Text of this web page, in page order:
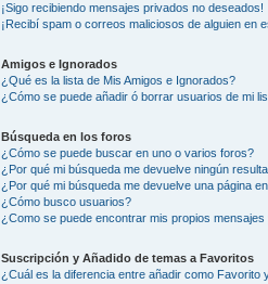
¡Sigo recibiendo mensajes privados no deseados!
¡Recibí spam o correos maliciosos de alguien en
Amigos e Ignorados
¿Qué es la lista de Mis Amigos e Ignorados?
¿Cómo se puede añadir ó borrar usuarios de mi
Búsqueda en los foros
¿Cómo se puede buscar en uno o varios foros?
¿Por qué mi búsqueda me devuelve ningún
¿Por qué mi búsqueda me devuelve una página
¿Cómo busco usuarios?
¿Como se puede encontrar mis propios mensajes
Suscripción y Añadido de temas a Favoritos
¿Cuál es la diferencia entre añadir como Favorito